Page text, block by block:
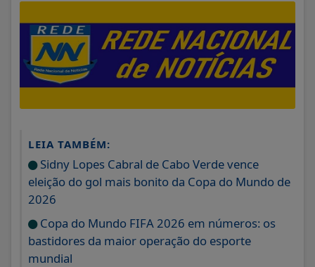
LEIA TAMBÉM:
Sidny Lopes Cabral de Cabo Verde vence
eleição do gol mais bonito da Copa do Mundo de
2026
Copa do Mundo FIFA 2026 em números: os
bastidores da maior operação do esporte
mundial